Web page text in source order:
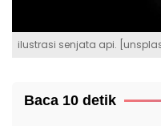
ilustrasi senjata api.
Baca 10 detik